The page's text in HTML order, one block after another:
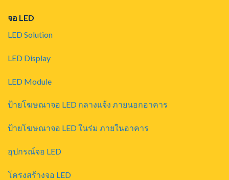
จอ LED
LED Solution
LED Display
LED Module
ป้ายโฆษณาจอ LED กลางแจ้ง ภายนอกอาคาร
ป้ายโฆษณาจอ LED ในร่ม ภายในอาคาร
อุปกรณ์จอ LED
โครงสร้างจอ LED